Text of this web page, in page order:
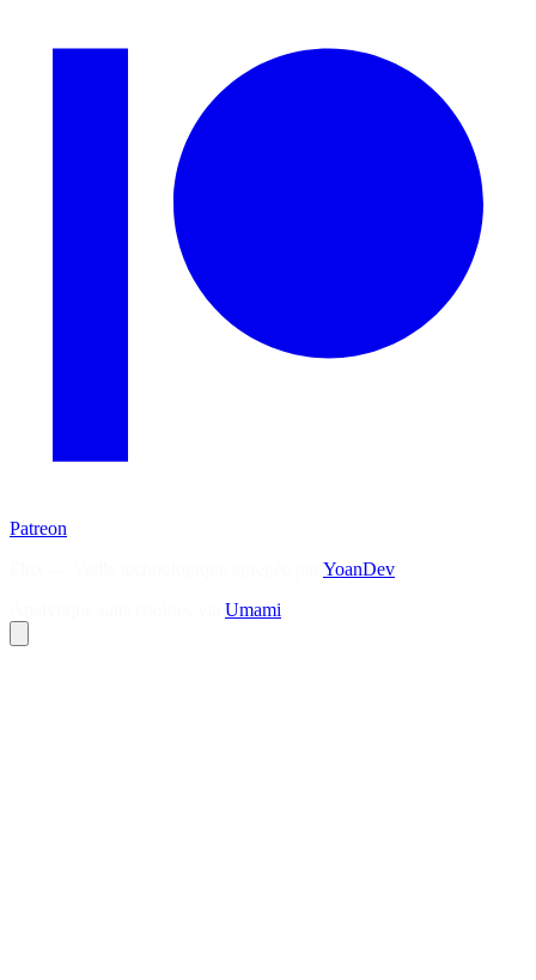
Patreon
YoanDev
Umami